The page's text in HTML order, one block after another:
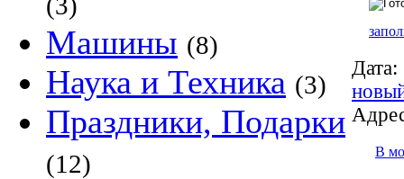
Машины (8)
Наука и Техника (3)
Праздники, Подарки
(12)
Дата:
В